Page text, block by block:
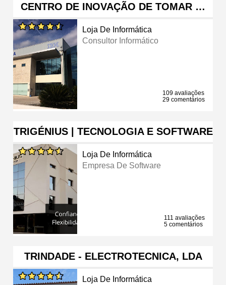
CENTRO DE INOVAÇÃO DE TOMAR …
Loja De Informática
Consultor Informático
109 avaliações
29 comentários
TRIGÉNIUS | TECNOLOGIA E SOFTWARE
Loja De Informática
Empresa De Software
111 avaliações
5 comentários
TRINDADE - ELECTROTECNICA, LDA
Loja De Informática